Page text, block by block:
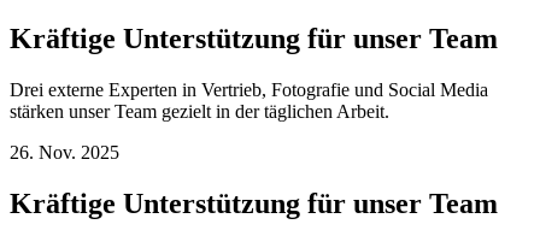
Kräftige Unterstützung für unser Team
Drei externe Experten in Vertrieb, Fotografie und Social Media
stärken unser Team gezielt in der täglichen Arbeit.
26. Nov. 2025
Kräftige Unterstützung für unser Team